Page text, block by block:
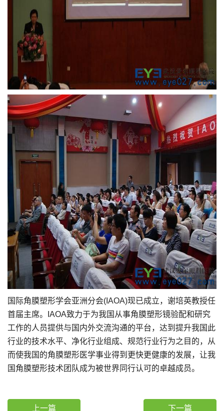
国际角膜塑形学会亚洲分会(IAOA)现已成立，谢培英教授任
首届主席。IAOA致力于为我国从事角膜塑形镜验配和研究
工作的人员提供与国内外交流沟通的平台，达到提升我国此
行业的技术水平、净化行业组成、规范行业行为之目的，从
而使我国的角膜塑形医学事业得到更快更健康的发展，让我
国角膜塑形技术团队成为被世界同行认可的卓越成员。
上一篇 下一篇